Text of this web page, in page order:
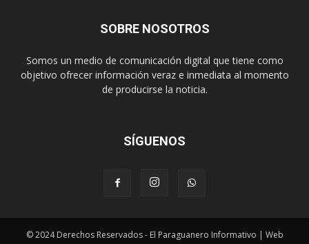
SOBRE NOSOTROS
Somos un medio de comunicación digital que tiene como
objetivo ofrecer información veraz e inmediata al momento
de producirse la noticia.
SÍGUENOS
© 2024 Derechos Reservados - El Paraguanero Informativo | Web